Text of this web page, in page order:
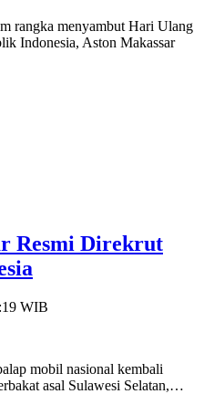
rangka menyambut Hari Ulang
Indonesia, Aston Makassar
Resmi Direkrut
WIB
mobil nasional kembali
asal Sulawesi Selatan,…